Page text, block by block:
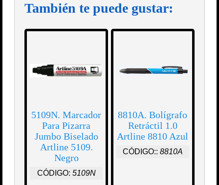
También te puede gustar:
5109N. Marcador
Para Pizarra
Jumbo Biselado
Artline 5109.
Negro
CÓDIGO: 5109N
8810A. Bolígrafo
Retráctil 1.0
Artline 8810 Azul
CÓDIGO:: 8810A